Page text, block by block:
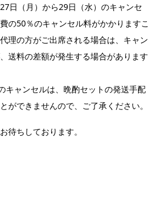
日（月）から29日（水）のキャンセ
の50％のキャンセル料がかかりますこ
理の方がご出席される場合は、キャン
送料の差額が発生する場合があります
キャンセルは、晩酌セットの発送手配
ができませんので、ご了承ください。
待ちしております。